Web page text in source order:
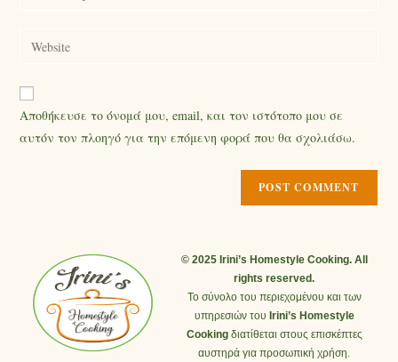
Αποθήκευσε το όνομά μου, email, και τον ιστότοπο μου σε
αυτόν τον πλοηγό για την επόμενη φορά που θα σχολιάσω.
© 2025 Irini’s Homestyle Cooking. All
rights reserved.
Το σύνολο του περιεχομένου και των
υπηρεσιών του Irini’s Homestyle
Cookingδιατίθεται στους επισκέπτες
αυστηρά για προσωπική χρήση.